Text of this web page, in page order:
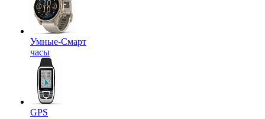
Умные-Смарт
часы
GPS